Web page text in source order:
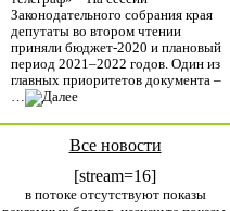
Законодательного собрания края
депутаты во втором чтении
приняли бюджет-2020 и плановый
период 2021–2022 годов. Один из
главных приоритетов документа –
…
Все новости
[stream=16]
в потоке отсутствуют показы